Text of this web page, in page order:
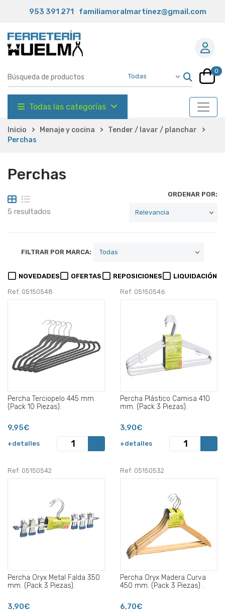
953 391 271 familiamoralmartinez@gmail.com
0
Todas las categorías
Inicio Menaje y cocina
Tender / lavar / planchar
Perchas
Perchas
5 resultados
ORDENAR POR:
FILTRAR POR MARCA:
NOVEDADES OFERTAS REPOSICIONES LIQUIDACIÓN
Ref: 05150548
Percha Terciopelo 445 mm.
(Pack 10 Piezas).
9,95€
+detalles
Ref: 05150546
Percha Plástico Camisa 410
mm. (Pack 3 Piezas).
3,90€
+detalles
Ref: 05150542
Percha Oryx Metal Falda 350
mm. (Pack 3 Piezas).
3,90€
Ref: 05150532
Percha Oryx Madera Curva
450 mm. (Pack 3 Piezas) .
6,70€